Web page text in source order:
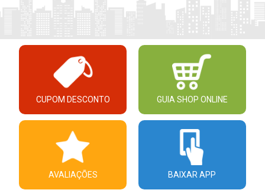
CUPOM DESCONTO GUIA SHOP ONLINE
AVALIAÇÕES BAIXAR APP